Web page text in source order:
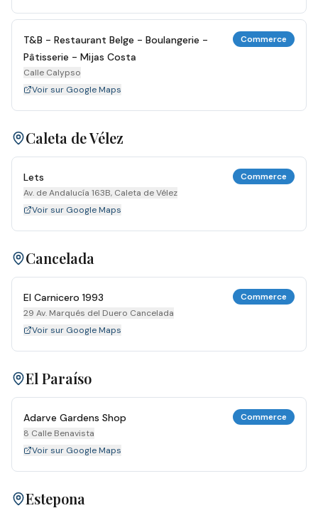
T&B - Restaurant Belge - Boulangerie -
Pâtisserie - Mijas Costa
Calle Calypso
Commerce
Voir sur Google Maps
Caleta de Vélez
Lets
Av. de Andalucía 163B, Caleta de Vélez
Commerce
Voir sur Google Maps
Cancelada
El Carnicero 1993
29 Av. Marqués del Duero Cancelada
Commerce
Voir sur Google Maps
El Paraíso
Adarve Gardens Shop
8 Calle Benavista
Commerce
Voir sur Google Maps
Estepona